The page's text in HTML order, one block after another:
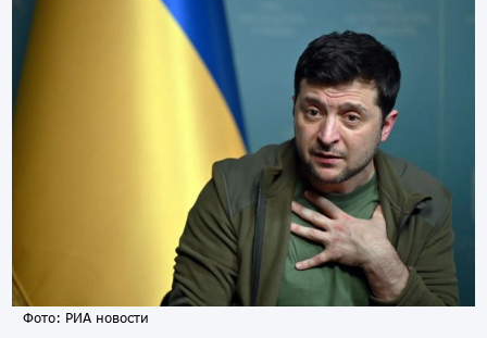
Фото: РИА новости